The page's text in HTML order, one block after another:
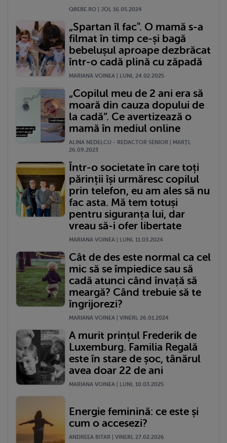
QBEBE.RO | JOI, 16.05.2024
„Spartan îl fac". O mamă s-a
filmat în timp ce-și bagă
bebelușul aproape dezbrăcat
într-o cadă plină cu zăpadă
MARIANA VOINEA | LUNI, 24.02.2025
„Copilul meu de 2 ani era să
moară din cauza dopului de
la cadă”. Ce avertizează o
mamă în mediul online
ALINA NEDELCU - REDACTOR SENIOR | MARŢI,
26.09.2023
Într-o societate în care toți
părinții își urmăresc copilul
prin telefon, eu am ales să nu
fac asta. Mă tem totuși
pentru siguranța lui, dar
vreau să-i ofer libertate
MARIANA VOINEA | LUNI, 11.03.2024
Cât de des este normal ca cel
mic să se împiedice sau să
cadă atunci când învață să
meargă? Când trebuie să te
îngrijorezi?
MARIANA VOINEA | VINERI, 26.01.2024
A murit prințul Frederik de
Luxemburg. Familia Regală
este în stare de șoc, tânărul
avea doar 22 de ani
MARIANA VOINEA | LUNI, 10.03.2025
Energie feminină: ce este și
cum o accesezi?
ANDREEA BITAR | VINERI, 27.02.2026